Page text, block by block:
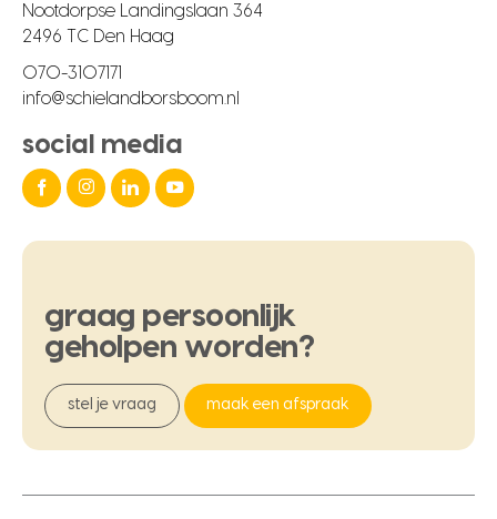
Nootdorpse Landingslaan 364
2496 TC Den Haag
070-3107171
info@schielandborsboom.nl
social media
graag persoonlijk
geholpen worden?
stel je vraag maak een afspraak